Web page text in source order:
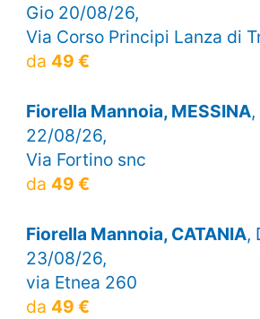
Gio 20/08/26,
Via Corso Principi Lanza di
da 49 €
Fiorella Mannoia, MESSINA,
22/08/26,
Via Fortino snc
da 49 €
Fiorella Mannoia, CATANIA,
23/08/26,
via Etnea 260
da 49 €